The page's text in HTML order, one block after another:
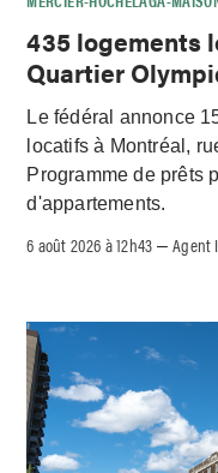
435 logements
Quartier
Le fédéral annonce
locatifs à Montréal,
Programme de prêts
d'appartements.
6 août 2026 à 12h43 –Agent